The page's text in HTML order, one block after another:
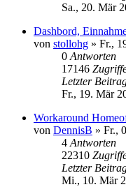
Sa., 20. Mär
Dashbord,
von stollohg » Fr.,
0 Antworten
17146
Letzter
Fr., 19. Mär
Workaround
von DennisB » Fr.,
4 Antworten
22310
Letzter
Mi., 10. Mär